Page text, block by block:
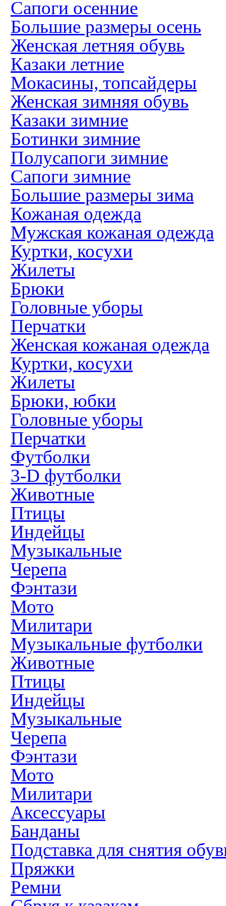
Сапоги осенние
Большие размеры осень
Женская летняя обувь
Казаки летние
Мокасины, топсайдеры
Женская зимняя обувь
Казаки зимние
Ботинки зимние
Полусапоги зимние
Сапоги зимние
Большие размеры зима
Кожаная одежда
Мужская кожаная одежда
Куртки, косухи
Жилеты
Брюки
Головные уборы
Перчатки
Женская кожаная одежда
Куртки, косухи
Жилеты
Брюки, юбки
Головные уборы
Перчатки
Футболки
3-D футболки
Животные
Птицы
Индейцы
Музыкальные
Черепа
Фэнтази
Мото
Милитари
Музыкальные футболки
Животные
Птицы
Индейцы
Музыкальные
Черепа
Фэнтази
Мото
Милитари
Аксессуары
Банданы
Подставка для снятия
Пряжки
Ремни